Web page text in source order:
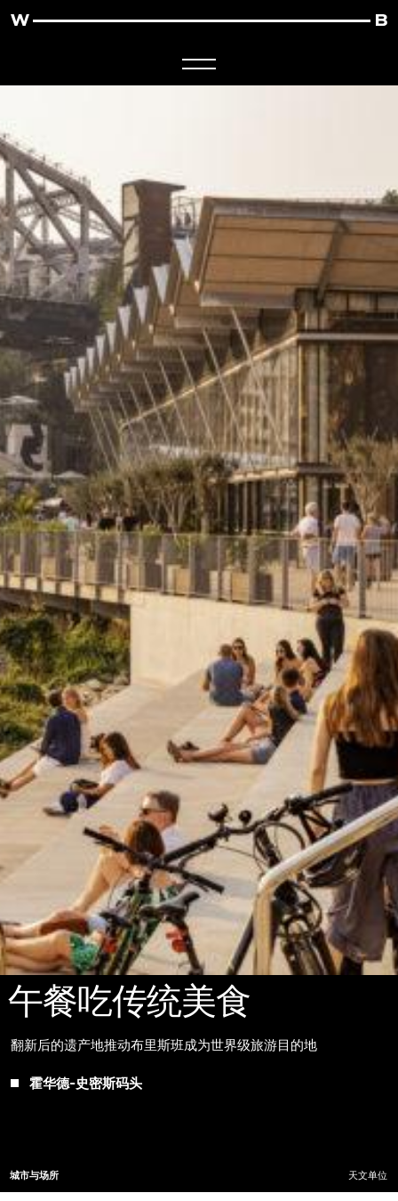
午餐吃传统美食
翻新后的遗产地推动布里斯班成为世界级旅游目的地
霍华德-史密斯码头
城市与场所 天文单位